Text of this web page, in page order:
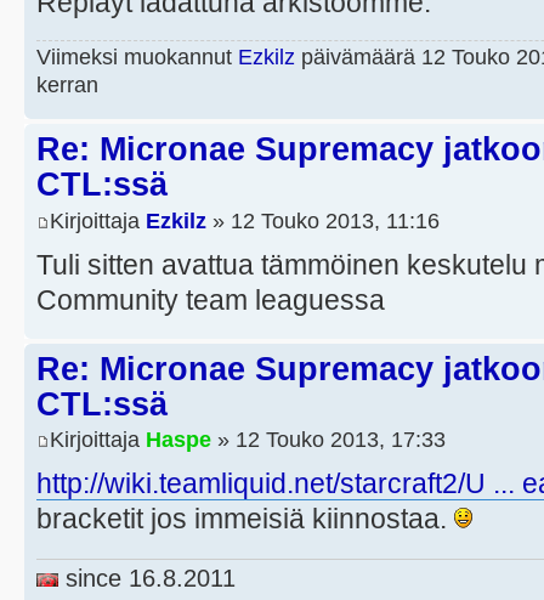
Viimeksi muokannut Ezkilz päivämäärä 12 Touko
kerran
Re: Micronae Supremacy
CTL:ssä
Kirjoittaja Ezkilz » 12 Touko 2013, 11:16
Tuli sitten avattua tämmöinen keskutelu
Community team leaguessa
Re: Micronae Supremacy
CTL:ssä
Kirjoittaja Haspe » 12 Touko 2013, 17:33
http://wiki.teamliquid.net/starcraft2/U ...
bracketit jos immeisiä kiinnostaa.
since 16.8.2011